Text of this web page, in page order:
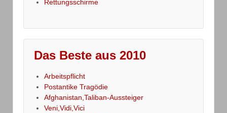
Rettungsschirme
Das Beste aus 2010
Arbeitspflicht
Postantike Tragödie
Afghanistan,Taliban-Aussteiger
Veni,Vidi,Vici